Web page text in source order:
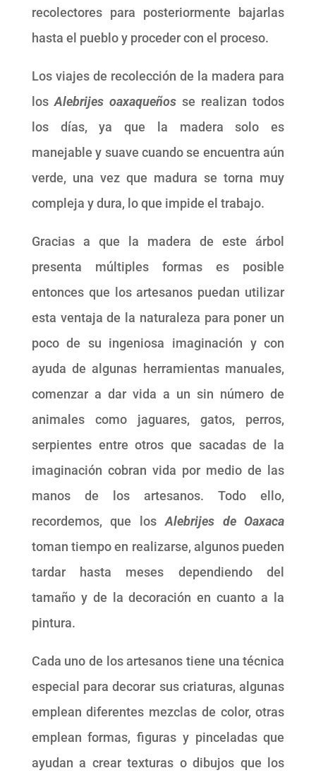
recolectores para posteriormente bajarlas
hasta el pueblo y proceder con el proceso.
Los viajes de recolección de la madera para
los Alebrijes oaxaqueñosse realizan todos
los días, ya que la madera solo es
manejable y suave cuando se encuentra aún
verde, una vez que madura se torna muy
compleja y dura, lo que impide el trabajo.
Gracias a que la madera de este árbol
presenta múltiples formas es posible
entonces que los artesanos puedan utilizar
esta ventaja de la naturaleza para poner un
poco de su ingeniosa imaginación y con
ayuda de algunas herramientas manuales,
comenzar a dar vida a un sin número de
animales como jaguares, gatos, perros,
serpientes entre otros que sacadas de la
imaginación cobran vida por medio de las
manos de los artesanos. Todo ello,
recordemos, que los Alebrijes de Oaxaca
toman tiempo en realizarse, algunos pueden
tardar hasta meses dependiendo del
tamaño y de la decoración en cuanto a la
pintura.
Cada uno de los artesanos tiene una técnica
especial para decorar sus criaturas, algunas
emplean diferentes mezclas de color, otras
emplean formas, figuras y pinceladas que
ayudan a crear texturas o dibujos que los